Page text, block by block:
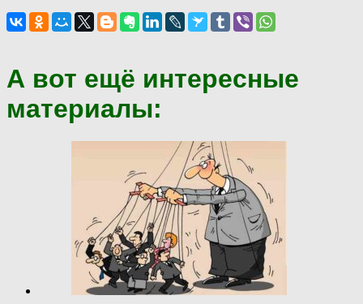
А вот ещё интересные
материалы: